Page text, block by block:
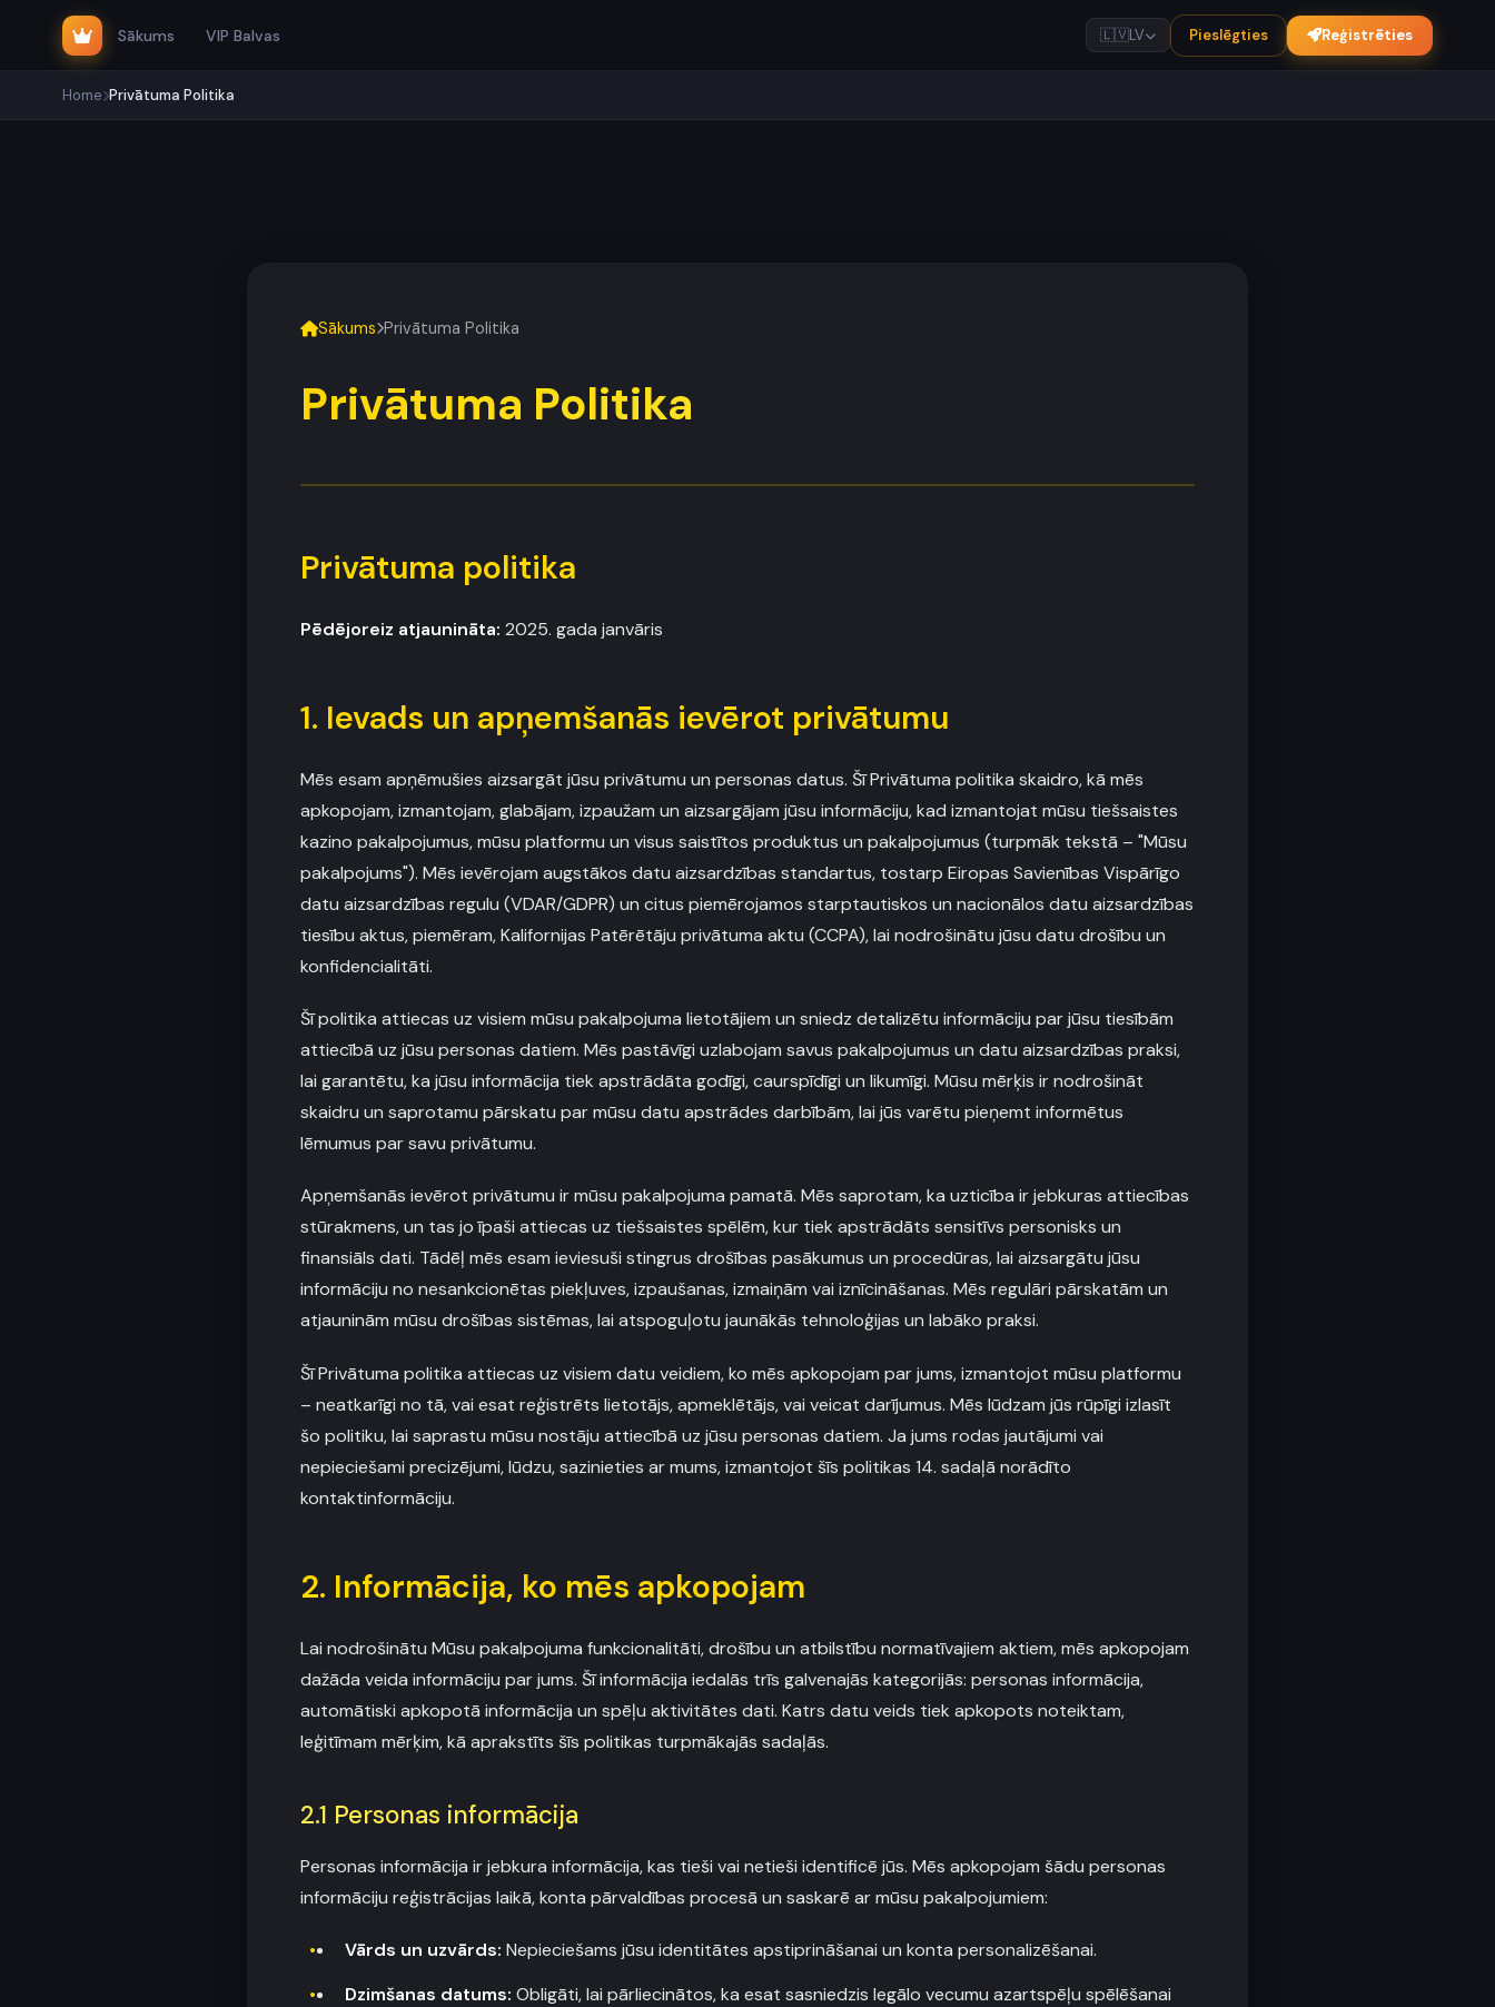
Sākums VIP Balvas 🇱🇻LV Pieslēgties Reģistrēties
Home Privātuma Politika
Sākums Privātuma Politika
Privātuma Politika
Privātuma politika
Pēdējoreiz atjaunināta: 2025. gada janvāris
1. Ievads un apņemšanās ievērot privātumu
Mēs esam apņēmušies aizsargāt jūsu privātumu un personas datus. Šī Privātuma politika skaidro, kā mēs
apkopojam, izmantojam, glabājam, izpaužam un aizsargājam jūsu informāciju, kad izmantojat mūsu tiešsaistes
kazino pakalpojumus, mūsu platformu un visus saistītos produktus un pakalpojumus (turpmāk tekstā – "Mūsu
pakalpojums"). Mēs ievērojam augstākos datu aizsardzības standartus, tostarp Eiropas Savienības Vispārīgo
datu aizsardzības regulu (VDAR/GDPR) un citus piemērojamos starptautiskos un nacionālos datu aizsardzības
tiesību aktus, piemēram, Kalifornijas Patērētāju privātuma aktu (CCPA), lai nodrošinātu jūsu datu drošību un
konfidencialitāti.
Šī politika attiecas uz visiem mūsu pakalpojuma lietotājiem un sniedz detalizētu informāciju par jūsu tiesībām
attiecībā uz jūsu personas datiem. Mēs pastāvīgi uzlabojam savus pakalpojumus un datu aizsardzības praksi,
lai garantētu, ka jūsu informācija tiek apstrādāta godīgi, caurspīdīgi un likumīgi. Mūsu mērķis ir nodrošināt
skaidru un saprotamu pārskatu par mūsu datu apstrādes darbībām, lai jūs varētu pieņemt informētus
lēmumus par savu privātumu.
Apņemšanās ievērot privātumu ir mūsu pakalpojuma pamatā. Mēs saprotam, ka uzticība ir jebkuras attiecības
stūrakmens, un tas jo īpaši attiecas uz tiešsaistes spēlēm, kur tiek apstrādāts sensitīvs personisks un
finansiāls dati. Tādēļ mēs esam ieviesuši stingrus drošības pasākumus un procedūras, lai aizsargātu jūsu
informāciju no nesankcionētas piekļuves, izpaušanas, izmaiņām vai iznīcināšanas. Mēs regulāri pārskatām un
atjauninām mūsu drošības sistēmas, lai atspoguļotu jaunākās tehnoloģijas un labāko praksi.
Šī Privātuma politika attiecas uz visiem datu veidiem, ko mēs apkopojam par jums, izmantojot mūsu platformu
– neatkarīgi no tā, vai esat reģistrēts lietotājs, apmeklētājs, vai veicat darījumus. Mēs lūdzam jūs rūpīgi izlasīt
šo politiku, lai saprastu mūsu nostāju attiecībā uz jūsu personas datiem. Ja jums rodas jautājumi vai
nepieciešami precizējumi, lūdzu, sazinieties ar mums, izmantojot šīs politikas 14. sadaļā norādīto
kontaktinformāciju.
2. Informācija, ko mēs apkopojam
Lai nodrošinātu Mūsu pakalpojuma funkcionalitāti, drošību un atbilstību normatīvajiem aktiem, mēs apkopojam
dažāda veida informāciju par jums. Šī informācija iedalās trīs galvenajās kategorijās: personas informācija,
automātiski apkopotā informācija un spēļu aktivitātes dati. Katrs datu veids tiek apkopots noteiktam,
leģitīmam mērķim, kā aprakstīts šīs politikas turpmākajās sadaļās.
2.1 Personas informācija
Personas informācija ir jebkura informācija, kas tieši vai netieši identificē jūs. Mēs apkopojam šādu personas
informāciju reģistrācijas laikā, konta pārvaldības procesā un saskarē ar mūsu pakalpojumiem:
Vārds un uzvārds: Nepieciešams jūsu identitātes apstiprināšanai un konta personalizēšanai.
Dzimšanas datums: Obligāti, lai pārliecinātos, ka esat sasniedzis legālo vecumu azartspēļu spēlēšanai